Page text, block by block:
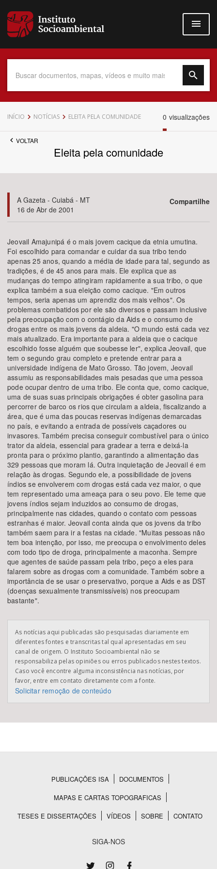
para
conteúdo
Data do Documento
Povo Indígena
Bioma / Bacia
Tema
Subtema
Área de Levantamento
Área Protegida
BUSCAR
INÍCIO NOTÍCIAS ELEITA PELA COMUNIDADE 0 visualizações
VOLTAR
Eleita pela comunidade
A Gazeta - Cuiabá - MT
16 de Abr de 2001
Compartilhe
Jeovail Amajunipá é o mais jovem cacique da etnia umutina.
Foi escolhido para comandar e cuidar da sua tribo tendo
apenas 25 anos, quando a média de idade para tal, segundo as
tradições, é de 45 anos para mais. Ele explica que as
mudanças do tempo atingiram rapidamente a sua tribo, o que
explica também a sua eleição como cacique. "Em outros
tempos, seria apenas um aprendiz dos mais velhos". Os
problemas combatidos por ele são diversos e passam inclusive
pela preocupação com o contágio da Aids e o consumo de
drogas entre os mais jovens da aldeia. "O mundo está cada vez
mais atualizado. Era importante para a aldeia que o cacique
escolhido fosse alguém que soubesse ler", explica Jeovail, que
tem o segundo grau completo e pretende entrar para a
universidade indígena de Mato Grosso. Tão jovem, Jeovail
assumiu as responsabilidades mais pesadas que uma pessoa
pode ocupar dentro de uma tribo. Ele conta que, como cacique,
uma de suas suas principais obrigações é obter gasolina para
percorrer de barco os rios que circulam a aldeia, fiscalizando a
área, que é uma das poucas reservas indígenas demarcadas
no país, e evitando a entrada de possíveis caçadores ou
invasores. Também precisa conseguir combustível para o único
trator da aldeia, essencial para gradear a terra e deixá-la
pronta para o próximo plantio, garantindo a alimentação das
329 pessoas que moram lá. Outra inquietação de Jeovail é em
relação às drogas. Segundo ele, a possibilidade de jovens
índios se envolverem com drogas está cada vez maior, o que
tem representado uma ameaça para o seu povo. Ele teme que
jovens índios sejam induzidos ao consumo de drogas,
principalmente nas cidades, quando o contato com pessoas
estranhas é maior. Jeovail conta ainda que os jovens da tribo
também saem para ir a festas na cidade. "Muitas pessoas não
tem boa intenção, por isso, me preocupa o envolvimento deles
com todo tipo de droga, principalmente a maconha. Sempre
que agentes de saúde passam pela tribo, peço a eles para
falarem sobre as drogas com a comunidade. Também sobre a
importância de se usar o preservativo, porque a Aids e as DST
(doenças sexualmente transmissíveis) nos preocupam
bastante".
As notícias aqui publicadas são pesquisadas diariamente em
diferentes fontes e transcritas tal qual apresentadas em seu
canal de origem. O Instituto Socioambiental não se
responsabiliza pelas opiniões ou erros publicados nestes textos.
Caso você encontre alguma inconsistência nas notícias, por
favor, entre em contato diretamente com a fonte.
Solicitar remoção de conteúdo
Rodapé
PUBLICAÇÕES ISA
DOCUMENTOS
MAPAS E CARTAS TOPOGRAFICAS
TESES E DISSERTAÇÕES
VÍDEOS SOBRE CONTATO
SIGA-NOS